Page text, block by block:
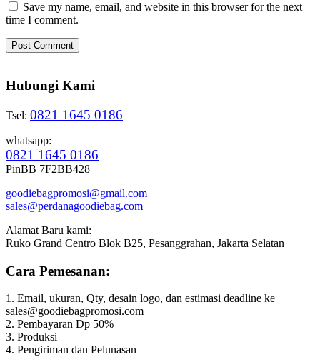
Save my name, email, and website in this browser for the next
time I comment.
Hubungi Kami
Tsel: 0821 1645 0186
whatsapp:
0821 1645 0186
PinBB 7F2BB428
goodiebagpromosi@gmail.com
sales@perdanagoodiebag.com
Alamat Baru kami:
Ruko Grand Centro Blok B25, Pesanggrahan, Jakarta Selatan
Cara Pemesanan:
1. Email, ukuran, Qty, desain logo, dan estimasi deadline ke
sales@goodiebagpromosi.com
2. Pembayaran Dp 50%
3. Produksi
4. Pengiriman dan Pelunasan